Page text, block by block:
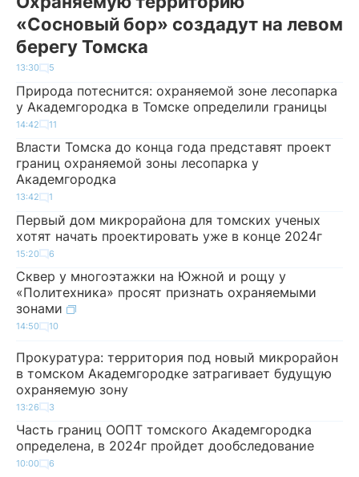
«Сосновый бор» создадут на левом
берегу Томска
13:30 5
Природа потеснится: охраняемой зоне лесопарка
у Академгородка в Томске определили границы
14:42 11
Власти Томска до конца года представят проект
границ охраняемой зоны лесопарка у
Академгородка
13:42 1
Первый дом микрорайона для томских ученых
хотят начать проектировать уже в конце 2024г
15:20 6
Сквер у многоэтажки на Южной и рощу у
«Политехника» просят признать охраняемыми
зонами
14:50 10
Прокуратура: территория под новый микрорайон
в томском Академгородке затрагивает будущую
охраняемую зону
13:26 3
Часть границ ООПТ томского Академгородка
определена, в 2024г пройдет дообследование
10:00 6